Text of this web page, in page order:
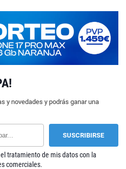
y novedades y podrás ganar una
tratamiento de mis datos con la
comerciales.